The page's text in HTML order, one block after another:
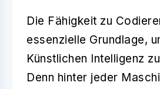
Die Fähigkeit zu
essenzielle Grundlage,
Künstlichen Intelligenz
Denn hinter jeder